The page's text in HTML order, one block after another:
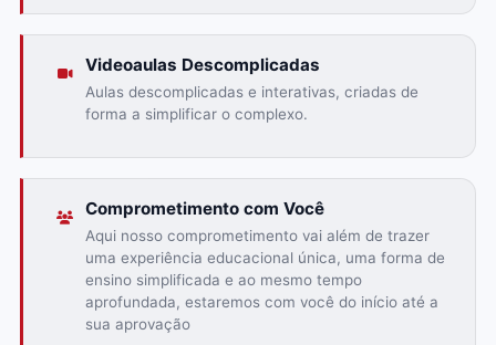
Videoaulas Descomplicadas
Aulas descomplicadas e interativas, criadas de
forma a simplificar o complexo.
Comprometimento com Você
Aqui nosso comprometimento vai além de trazer
uma experiência educacional única, uma forma de
ensino simplificada e ao mesmo tempo
aprofundada, estaremos com você do início até a
sua aprovação